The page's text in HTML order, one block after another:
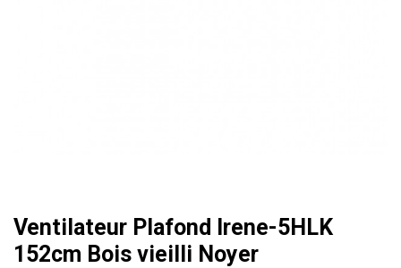
Ventilateur Plafond Irene-5HLK
152cm Bois vieilli Noyer